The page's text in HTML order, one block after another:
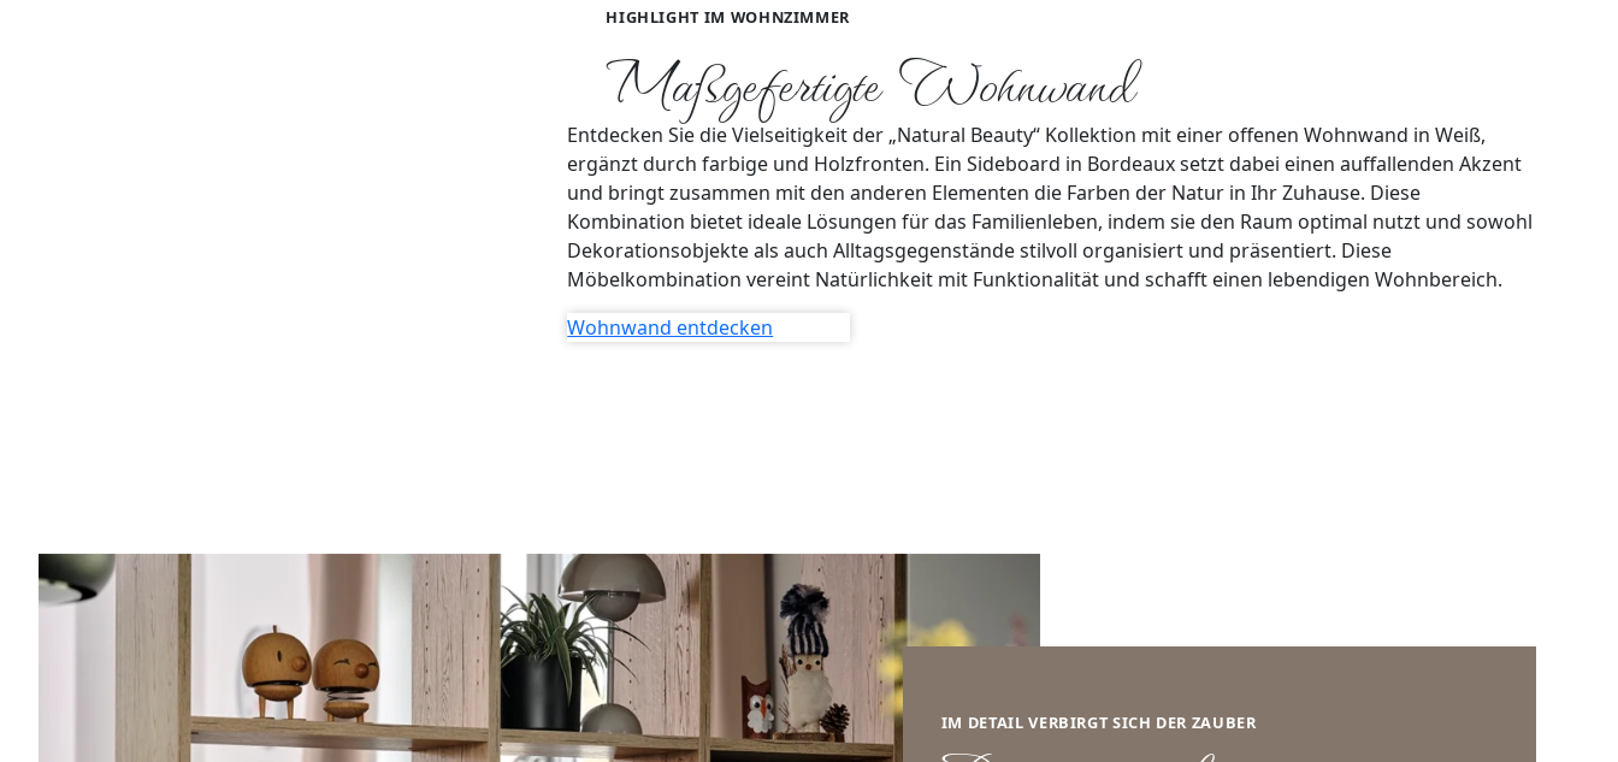
HIGHLIGHT IM WOHNZIMMER
Maßgefertigte Wohnwand
Entdecken Sie die Vielseitigkeit der „Natural Beauty“ Kollektion mit einer offenen Wohnwand in Weiß,
ergänzt durch farbige und Holzfronten. Ein Sideboard in Bordeaux setzt dabei einen auffallenden Akzent
und bringt zusammen mit den anderen Elementen die Farben der Natur in Ihr Zuhause. Diese
Kombination bietet ideale Lösungen für das Familienleben, indem sie den Raum optimal nutzt und sowohl
Dekorationsobjekte als auch Alltagsgegenstände stilvoll organisiert und präsentiert. Diese
Möbelkombination vereint Natürlichkeit mit Funktionalität und schafft einen lebendigen Wohnbereich.
Wohnwand entdecken
IM DETAIL VERBIRGT SICH DER ZAUBER